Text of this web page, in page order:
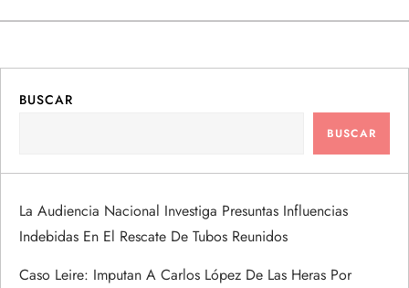
a
i
ó
n
BUSCAR
BUSCAR
La Audiencia Nacional Investiga Presuntas Influencias
Indebidas En El Rescate De Tubos Reunidos
Caso Leire: Imputan A Carlos López De Las Heras Por